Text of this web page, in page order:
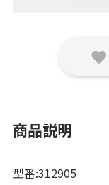
商品説明
型番:312905